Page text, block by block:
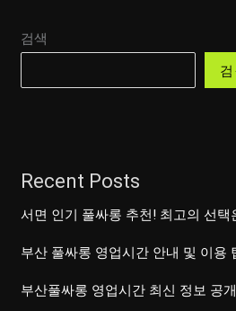
검색
Recent Posts
서면 인기 풀싸롱 추천! 최고의 선택
부산 풀싸롱 영업시간 안내 및 이용
부산풀싸롱 영업시간 최신 정보 공